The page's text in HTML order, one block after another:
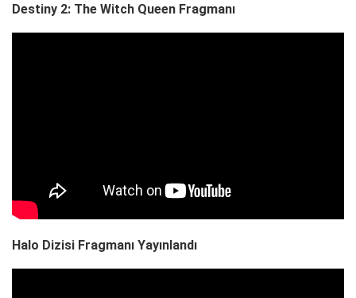
Destiny 2: The Witch Queen Fragmanı
Halo Dizisi Fragmanı Yayınlandı